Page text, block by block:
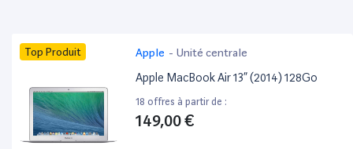
Top Produit Apple - Unité centrale
Apple MacBook Air 13” (2014) 128Go
18 offres à partir de :
149,00 €